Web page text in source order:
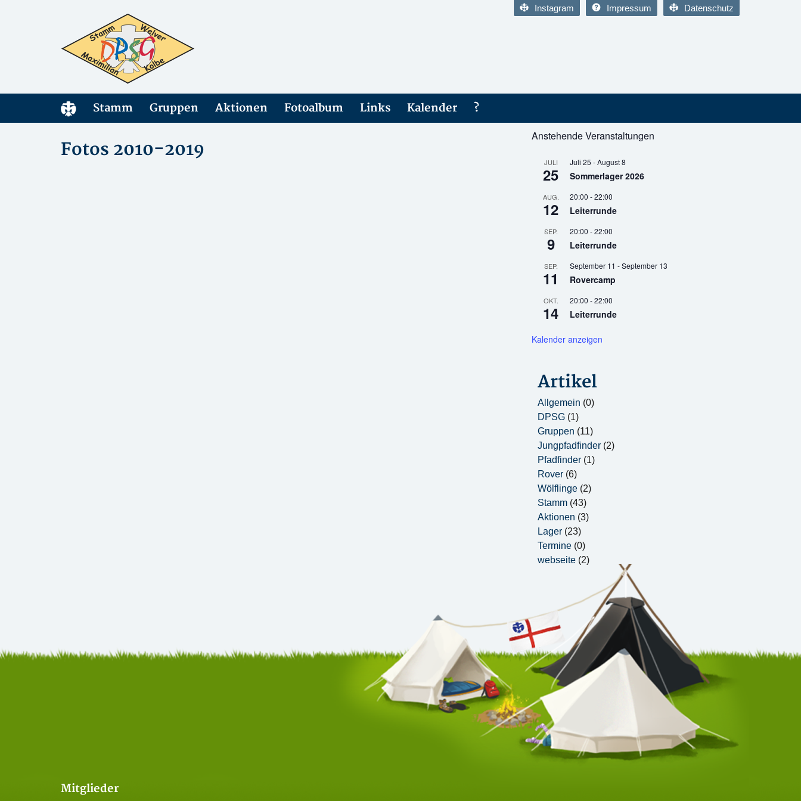
Instagram Impressum Datenschutz
Stamm Gruppen Aktionen Fotoalbum Links Kalender ?
Fotos 2010-2019
Anstehende Veranstaltungen
JULI
25
Juli 25 -August 8
Sommerlager 2026
AUG.
12
20:00 -22:00
Leiterrunde
SEP.
9
20:00 -22:00
Leiterrunde
SEP.
11
September 11 -September 13
Rovercamp
OKT.
14
20:00 -22:00
Leiterrunde
Kalender anzeigen
Artikel
Allgemein (0)
DPSG (1)
Gruppen (11)
Jungpfadfinder (2)
Pfadfinder (1)
Rover (6)
Wölflinge (2)
Stamm (43)
Aktionen (3)
Lager (23)
Termine (0)
webseite (2)
Mitglieder